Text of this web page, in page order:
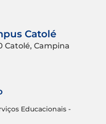
Catolé
Catolé, Campina
Educacionais -